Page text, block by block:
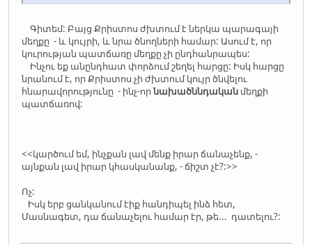
Գիտեմ: Բայց Քրիստոս ժխտում է ներկա պարագայի
մեղքը - և կույրի, և նրա ծնողների համար: Ասում է, որ
կուրության պատճառը մեղքը չի ընդհանրապես:
Ինչու եք անընդհատ փորձում շեղել հարցը: Իսկ հարցը
նրանում է, որ Քրիստոս չի ժխտում կույր ծնվելու
հնարավորությունը - ինչ-որնախածննդական մեղքի
պատճառով:
<<կարծում եմ, ինչքան լավ մենք իրար ճանաչենք, -
այնքան լավ իրար կհասկանանք, - ճիշտ չէ?:>>
Ոչ:
Իսկ երբ ցանկանում էիք հանդիպել ինձ հետ,
Մասնագետ, դա ճանաչելու համար էր, թե... դատելու?: